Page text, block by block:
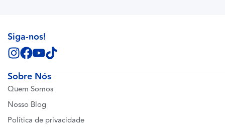
Sobre Nós
Quem Somos
Nosso Blog
Política de privacidade
Siga-nos!